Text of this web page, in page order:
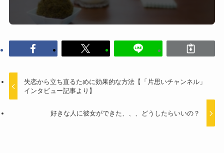
失恋から立ち直るために効果的な方法【「片思いチャンネル」
インタビュー記事より】
好きな人に彼女ができた、、、どうしたらいいの？